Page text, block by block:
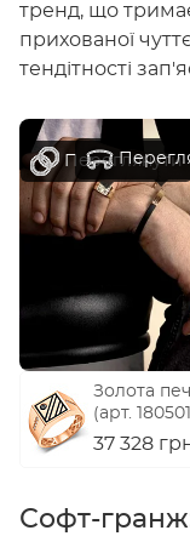
тренд, що
прихованої
тендітності
Переглянути
Золота
(арт.
37 328
Софт-